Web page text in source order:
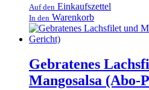
Auf den Einkaufszettel
In den Warenkorb
Gebratenes
Mangosalsa